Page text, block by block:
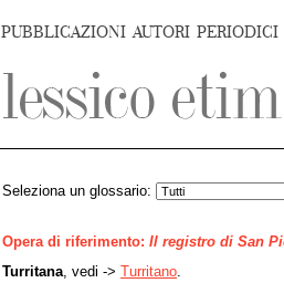
PUBBLICAZIONI AUTORI PERIODICI
Seleziona un glossario:
Opera di riferimento: Il registro di San
Turritana , vedi -> Turritano